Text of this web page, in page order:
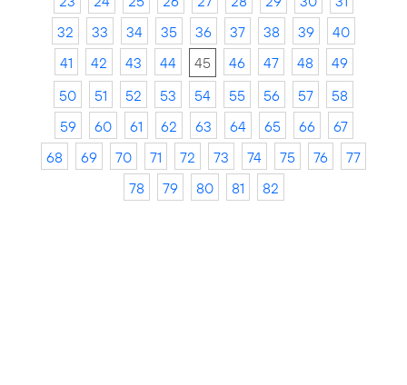
32
33 34 35 36 37 38 39
40
41
42 43 44 45 46 47 48
49
50
51 52 53 54 55 56 57
58
59
60 61 62 63 64 65 66
67
68
69 70 71 72 73 74 75 76
77
78
79 80 81 82